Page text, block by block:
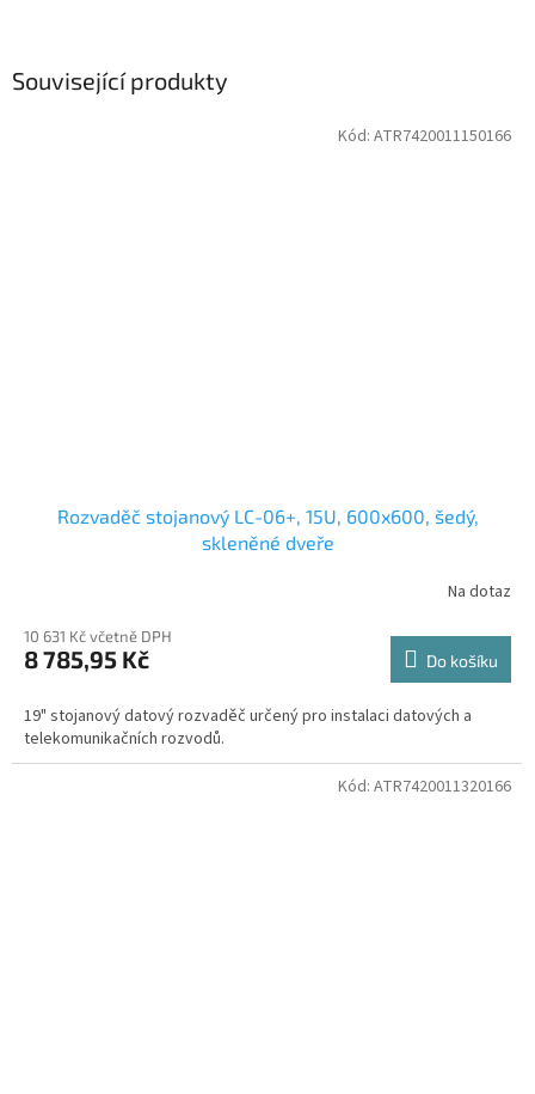
Související produkty
Rozvaděč stojanový LC-06+, 15U, 600x600, šedý,
skleněné dveře
Na dotaz
10 631 Kč včetně DPH
8 785,95 Kč Do košíku
19" stojanový datový rozvaděč určený pro instalaci datových a
telekomunikačních rozvodů.
Kód: ATR7420011150166
Kód: ATR7420011320166